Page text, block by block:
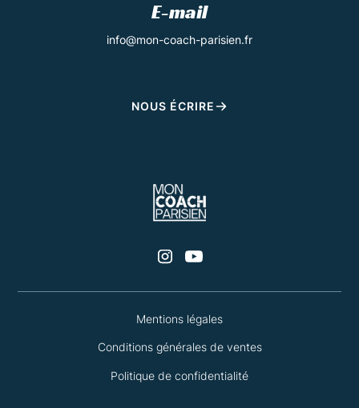
E-mail
info@mon-coach-parisien.fr
NOUS ÉCRIRE
Mentions légales
Conditions générales de ventes
Politique de confidentialité